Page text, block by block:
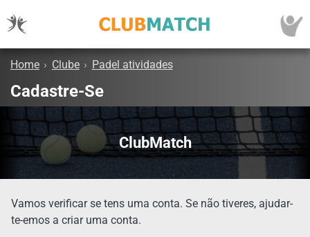
Home › Clube › Padel atividades
Cadastre-Se
ClubMatch
Vamos verificar se tens uma conta. Se não tiveres, ajudar-
te-emos a criar uma conta.